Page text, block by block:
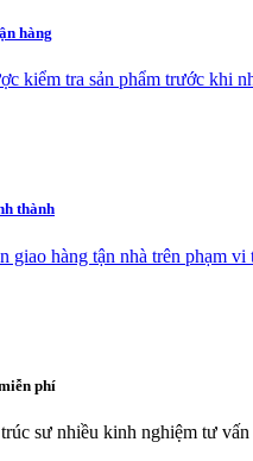
hàng
kiểm tra sản phẩm trước khi
thành
giao hàng tận nhà trên phạm vi
phí
sư nhiều kinh nghiệm tư vấn